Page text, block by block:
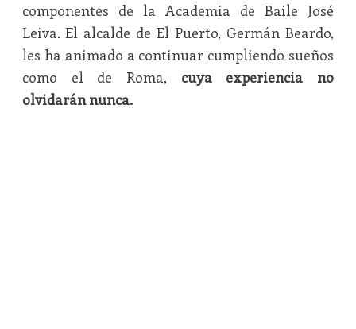
componentes de la Academia de Baile José
Leiva. El alcalde de El Puerto, Germán Beardo,
les ha animado a continuar cumpliendo sueños
como el de Roma, cuya experiencia no
olvidarán nunca.